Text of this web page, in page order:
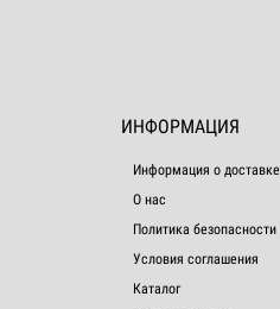
ИНФОРМАЦИЯ
Информация о
О нас
Политика безопасности
Условия соглашения
Каталог